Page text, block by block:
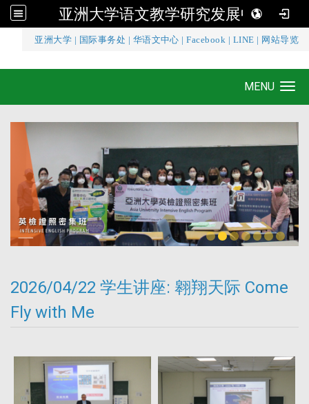
亚洲大学语文教学研究发展中心
亚洲大学 国际事务处 华语文中心 |Facebook LINE 网站导览
亚洲大学语文教学研究发展中心
MENU
2026/04/22 学生讲座: 翱翔天际 Come
Fly with Me